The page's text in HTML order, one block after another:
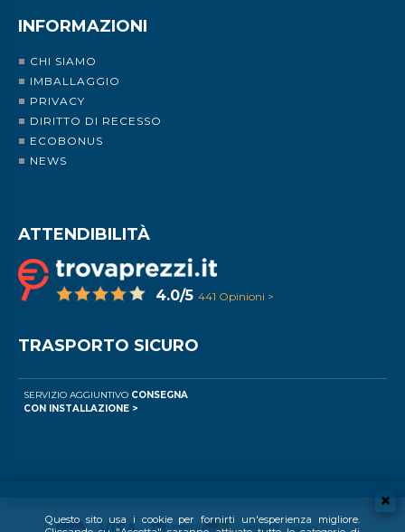
Questo sito usa i cookie per fornirti un'esperienza migliore.
INFORMAZIONI
CHI SIAMO
IMBALLAGGIO
PRIVACY
DIRITTO DI RECESSO
ECOBONUS
NEWS
ATTENDIBILITÀ
4.0/5 441 Opinioni >
TRASPORTO SICURO
SERVIZIO AGGIUNTIVO CONSEGNA
CON INSTALLAZIONE >